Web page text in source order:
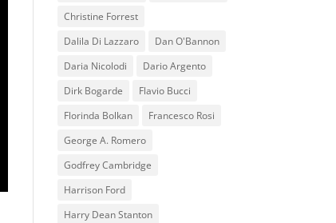
Christine Forrest
Dalila Di Lazzaro
Dan O'Bannon
Daria Nicolodi
Dario Argento
Dirk Bogarde
Flavio Bucci
Florinda Bolkan
Francesco Rosi
George A. Romero
Godfrey Cambridge
Harrison Ford
Harry Dean Stanton